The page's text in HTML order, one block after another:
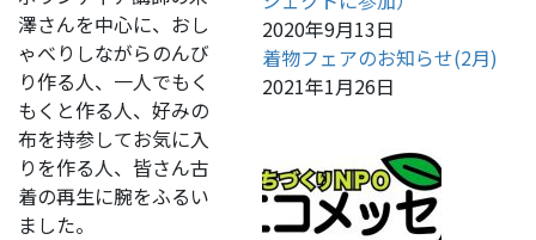
澤さんを中心に、おし
ゃべりしながらのんび
り作る人、一人でもく
もくと作る人、好みの
布を持参してお気に入
りを作る人、皆さん古
着の再生に腕をふるい
ました。
2020年9月13日
着物フェアのお知らせ(2月)
2021年1月26日